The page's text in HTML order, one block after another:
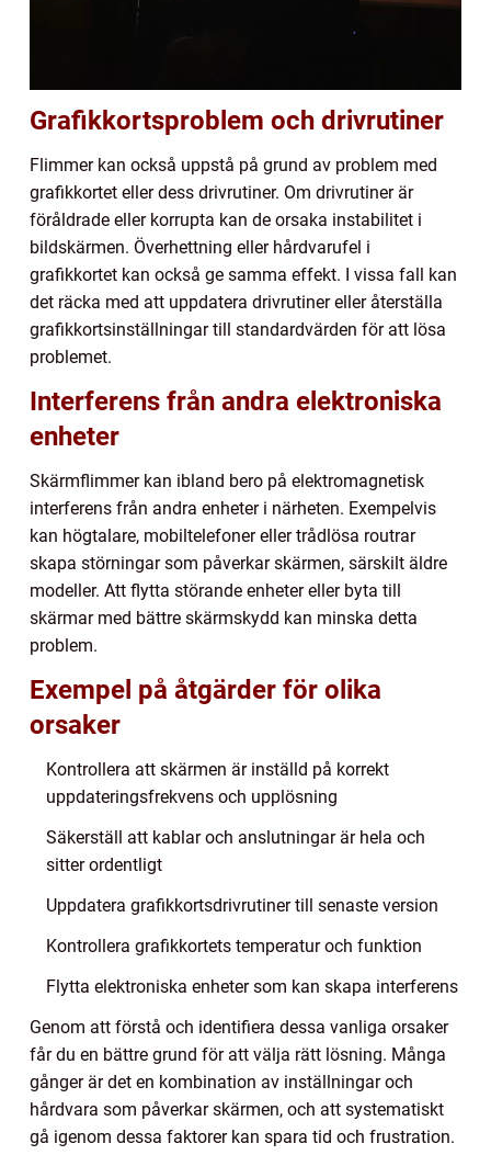
Grafikkortsproblem och drivrutiner
Flimmer kan också uppstå på grund av problem med
grafikkortet eller dess drivrutiner. Om drivrutiner är
föråldrade eller korrupta kan de orsaka instabilitet i
bildskärmen. Överhettning eller hårdvarufel i
grafikkortet kan också ge samma effekt. I vissa fall kan
det räcka med att uppdatera drivrutiner eller återställa
grafikkortsinställningar till standardvärden för att lösa
problemet.
Interferens från andra elektroniska
enheter
Skärmflimmer kan ibland bero på elektromagnetisk
interferens från andra enheter i närheten. Exempelvis
kan högtalare, mobiltelefoner eller trådlösa routrar
skapa störningar som påverkar skärmen, särskilt äldre
modeller. Att flytta störande enheter eller byta till
skärmar med bättre skärmskydd kan minska detta
problem.
Exempel på åtgärder för olika
orsaker
Kontrollera att skärmen är inställd på korrekt
uppdateringsfrekvens och upplösning
Säkerställ att kablar och anslutningar är hela och
sitter ordentligt
Uppdatera grafikkortsdrivrutiner till senaste version
Kontrollera grafikkortets temperatur och funktion
Flytta elektroniska enheter som kan skapa interferens
Genom att förstå och identifiera dessa vanliga orsaker
får du en bättre grund för att välja rätt lösning. Många
gånger är det en kombination av inställningar och
hårdvara som påverkar skärmen, och att systematiskt
gå igenom dessa faktorer kan spara tid och frustration.